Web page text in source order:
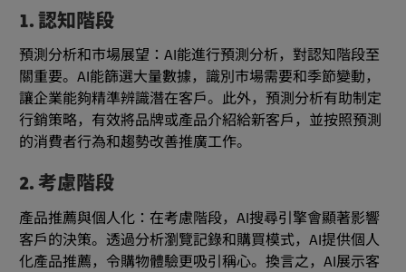
1. 認知階段
預測分析和市場展望：AI能進行預測分析，對認知階段至
關重要。AI能篩選大量數據，識別市場需要和季節變動，
讓企業能夠精準辨識潛在客戶。此外，預測分析有助制定
行銷策略，有效將品牌或產品介紹給新客戶，並按照預測
的消費者行為和趨勢改善推廣工作。
2. 考慮階段
產品推薦與個人化：在考慮階段，AI搜尋引擎會顯著影響
客戶的決策。透過分析瀏覽記錄和購買模式，AI提供個人
化產品推薦，令購物體驗更吸引稱心。換言之，AI展示客